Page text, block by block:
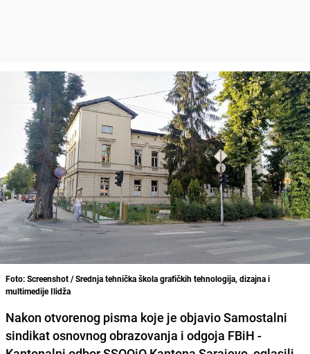
Foto: Screenshot / Srednja tehnička škola grafičkih tehnologija, dizajna i
multimedije Ilidža
Nakon otvorenog pisma koje je objavio Samostalni
sindikat osnovnog obrazovanja i odgoja FBiH -